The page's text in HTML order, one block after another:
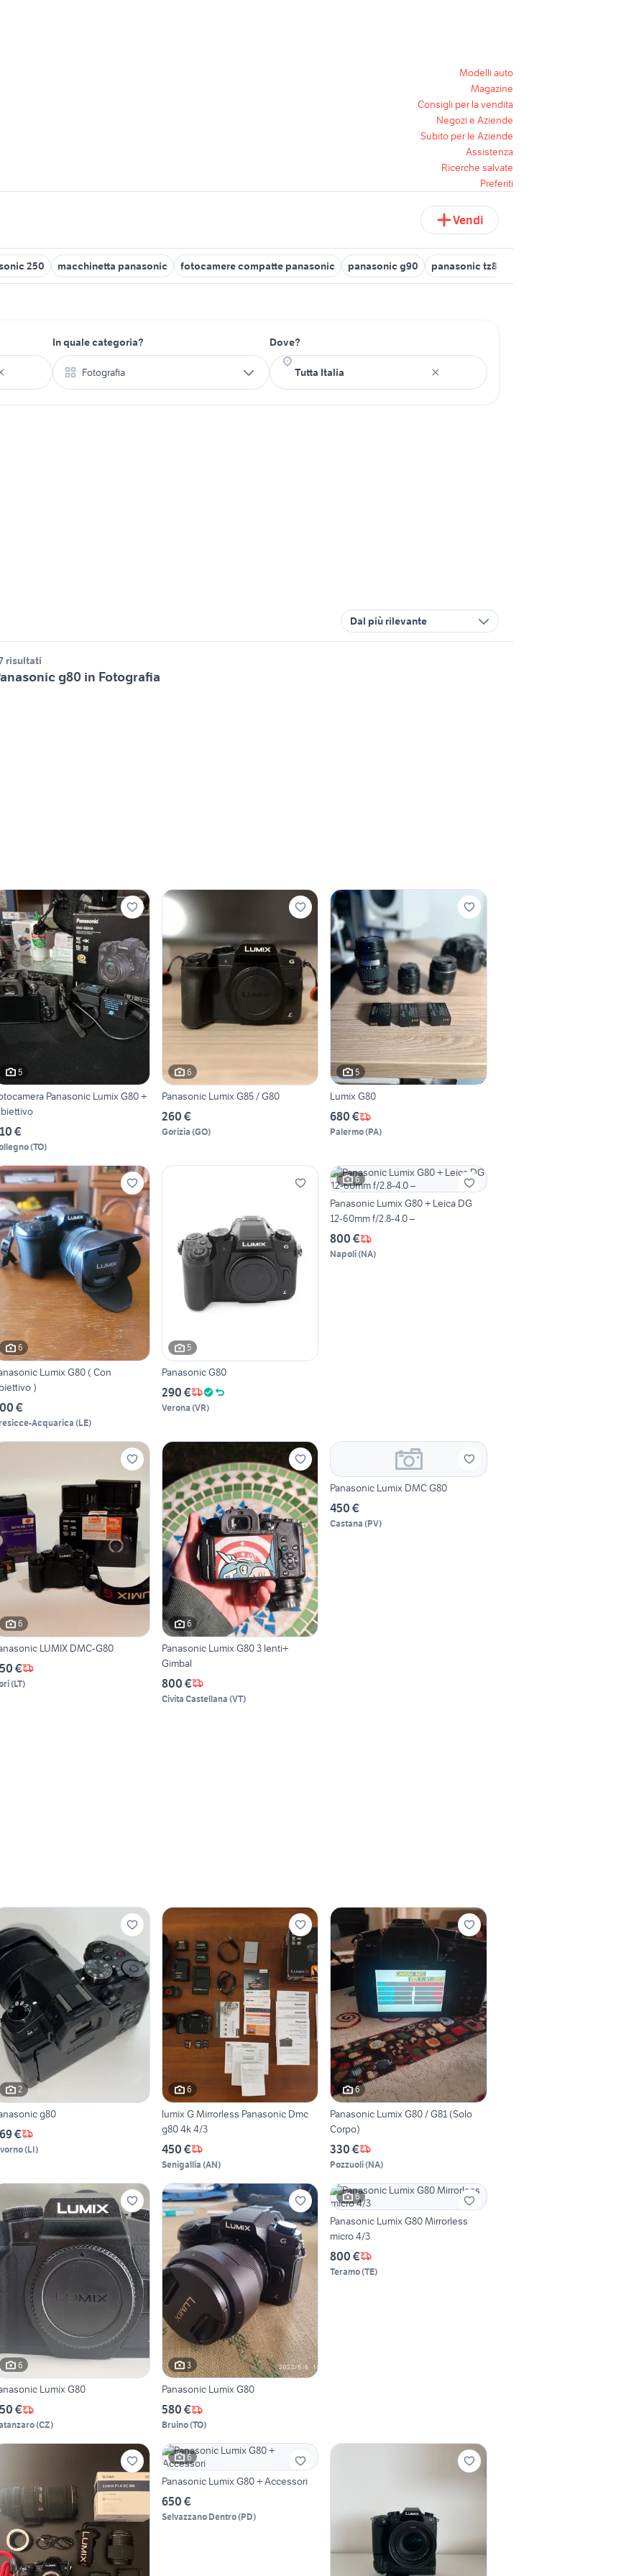
Modelli auto
Magazine
Consigli per la vendita
Negozi e Aziende
Subito per le Aziende
Assistenza
Ricerche salvate
Preferiti
Vendi
250 macchinetta panasonic fotocamere compatte panasonic panasonic g90 panasonic tz80
In quale categoria?
Fotografia
Dove?
Dal più rilevante
risultati
g80 in Fotografia
5
Panasonic Lumix G80 +
€
(TO)
6
Panasonic Lumix G85 / G80
260 €
Gorizia (GO)
5
Lumix G80
680 €
Palermo(PA)
6
Lumix G80 ( Con
)
€
Acquarica (LE)
5
Panasonic G80
290 €
Verona (VR)
6
Panasonic Lumix G80 + Leica DG
12-60mm f/2.8-4.0 –
800 €
Napoli(NA)
6
LUMIX DMC-G80
€
(LT)
6
Panasonic Lumix G80 3 lenti+
Gimbal
800 €
Civita Castellana (VT)
Panasonic Lumix DMC G80
450 €
Castana (PV)
2
g80
€
(LI)
6
lumix G Mirrorless Panasonic Dmc
g80 4k 4/3
450 €
Senigallia (AN)
6
Panasonic Lumix G80 / G81 (Solo
Corpo)
330 €
Pozzuoli(NA)
6
Panasonic Lumix G80
€
(CZ)
3
Panasonic Lumix G80
580 €
Bruino(TO)
6
Panasonic Lumix G80 Mirrorless
micro 4/3
800 €
Teramo(TE)
6
Panasonic Lumix G80 + Accessori
650 €
Selvazzano Dentro(PD)